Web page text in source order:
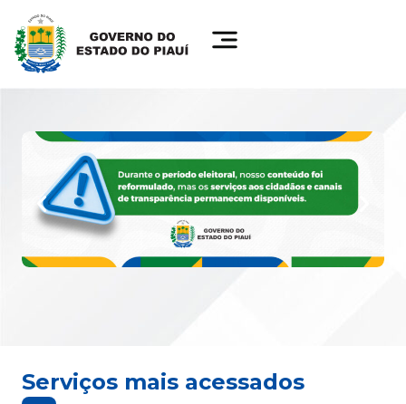
Serviços mais acessados